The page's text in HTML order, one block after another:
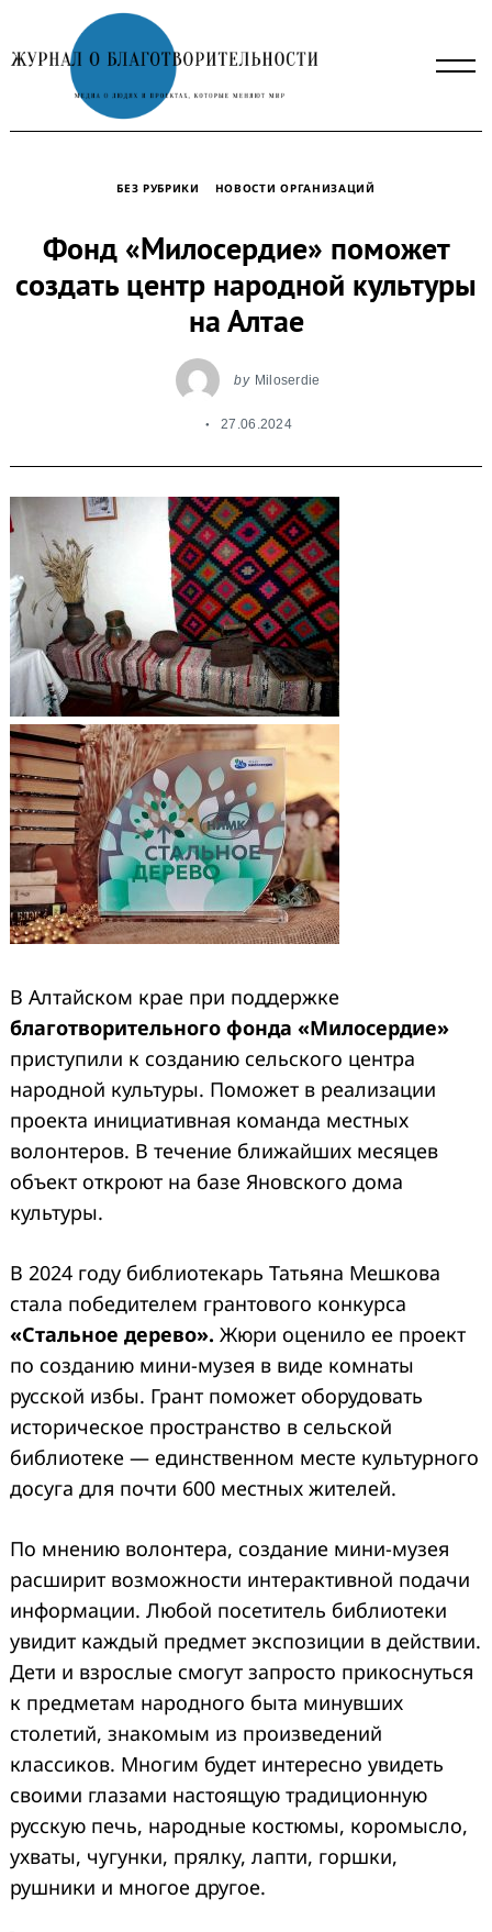
to
content
БЕЗ РУБРИКИ НОВОСТИ ОРГАНИЗАЦИЙ
Фонд «Милосердие» поможет
создать центр народной культуры
на Алтае
by Miloserdie
27.06.2024
В Алтайском крае при поддержке
благотворительного фонда «Милосердие»
приступили к созданию сельского центра
народной культуры. Поможет в реализации
проекта инициативная команда местных
волонтеров. В течение ближайших месяцев
объект откроют на базе Яновского дома
культуры.
В 2024 году библиотекарь Татьяна Мешкова
стала победителем грантового конкурса
«Стальное дерево». Жюри оценило ее проект
по созданию мини-музея в виде комнаты
русской избы. Грант поможет оборудовать
историческое пространство в сельской
библиотеке — единственном месте культурного
досуга для почти 600 местных жителей.
По мнению волонтера, создание мини-музея
расширит возможности интерактивной подачи
информации. Любой посетитель библиотеки
увидит каждый предмет экспозиции в действии.
Дети и взрослые смогут запросто прикоснуться
к предметам народного быта минувших
столетий, знакомым из произведений
классиков. Многим будет интересно увидеть
своими глазами настоящую традиционную
русскую печь, народные костюмы, коромысло,
ухваты, чугунки, прялку, лапти, горшки,
рушники и многое другое.